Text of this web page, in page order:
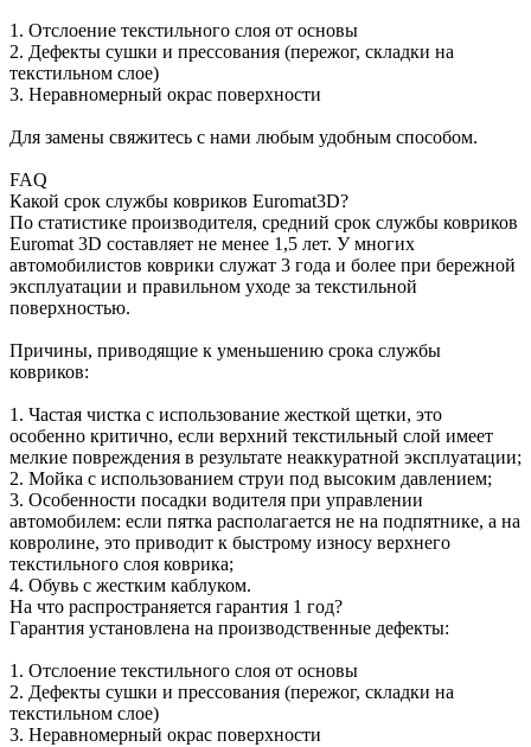
1. Отслоение текстильного слоя от основы
2. Дефекты сушки и прессования (пережог, складки на
текстильном слое)
3. Неравномерный окрас поверхности
Для замены свяжитесь с нами любым удобным способом.
FAQ
Какой срок службы ковриков Euromat3D?
По статистике производителя, средний срок службы ковриков
Euromat 3D составляет не менее 1,5 лет. У многих
автомобилистов коврики служат 3 года и более при бережной
эксплуатации и правильном уходе за текстильной
поверхностью.
Причины, приводящие к уменьшению срока службы
ковриков:
1. Частая чистка с использование жесткой щетки, это
особенно критично, если верхний текстильный слой имеет
мелкие повреждения в результате неаккуратной эксплуатации;
2. Мойка с использованием струи под высоким давлением;
3. Особенности посадки водителя при управлении
автомобилем: если пятка располагается не на подпятнике, а на
ковролине, это приводит к быстрому износу верхнего
текстильного слоя коврика;
4. Обувь с жестким каблуком.
На что распространяется гарантия 1 год?
Гарантия установлена на производственные дефекты:
1. Отслоение текстильного слоя от основы
2. Дефекты сушки и прессования (пережог, складки на
текстильном слое)
3. Неравномерный окрас поверхности